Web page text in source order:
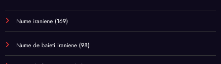
Nume iraniene (169)
Nume de baieti iraniene (98)